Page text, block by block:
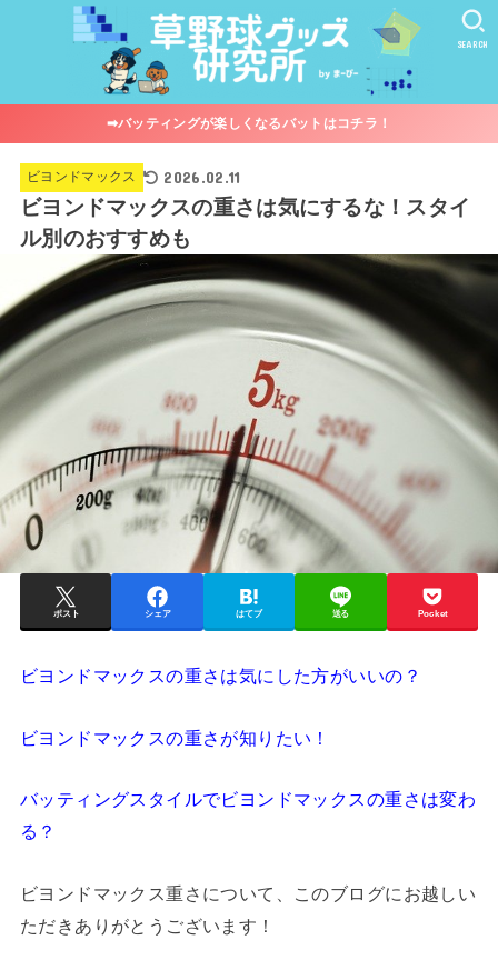
SEARCH
➡︎バッティングが楽しくなるバットはコチラ！
ビヨンドマックス 2026.02.11
ビヨンドマックスの重さは気にするな！スタイ
ル別のおすすめも
ポスト シェア はてブ 送る Pocket
ビヨンドマックスの重さは気にした方がいいの？
ビヨンドマックスの重さが知りたい！
バッティングスタイルでビヨンドマックスの重さは変わ
る？
ビヨンドマックス重さについて、このブログにお越しい
ただきありがとうございます！